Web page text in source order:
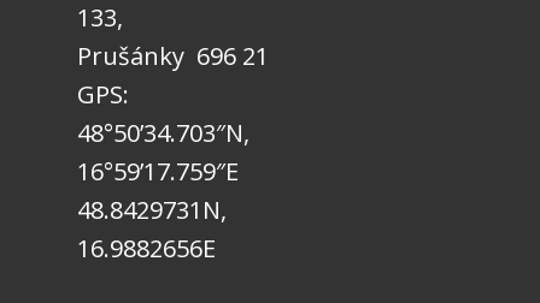
133,
Prušánky 696 21
GPS:
48°50’34.703″N,
16°59’17.759″E
48.8429731N,
16.9882656E